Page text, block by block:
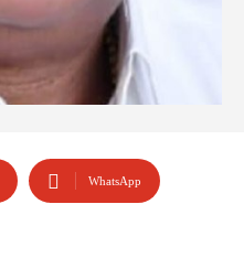
WhatsApp